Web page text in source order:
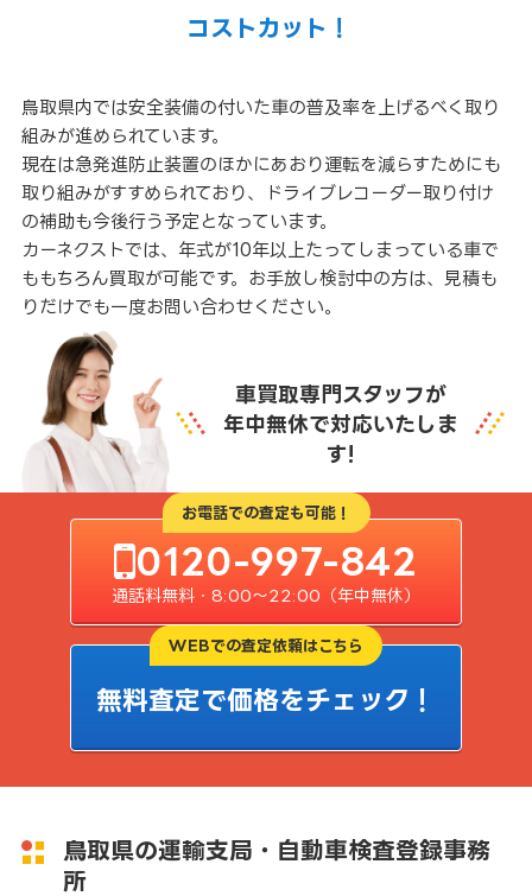
コストカット！
鳥取県内では安全装備の付いた車の普及率を上げるべく取り
組みが進められています。
現在は急発進防止装置のほかにあおり運転を減らすためにも
取り組みがすすめられており、ドライブレコーダー取り付け
の補助も今後行う予定となっています。
カーネクストでは、年式が10年以上たってしまっている車で
ももちろん買取が可能です。お手放し検討中の方は、見積も
りだけでも一度お問い合わせください。
車買取専門スタッフが
年中無休で対応いたしま
す!
お電話での査定も可能！
0120-997-842
通話料無料・8:00〜22:00（年中無休）
WEBでの査定依頼はこちら
無料査定で価格をチェック！
鳥取県の運輸支局・自動車検査登録事務
所